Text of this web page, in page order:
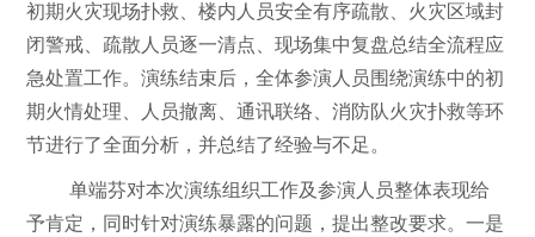
初期火灾现场扑救、楼内人员安全有序疏散、火灾区域封
闭警戒、疏散人员逐一清点、现场集中复盘总结全流程应
急处置工作。演练结束后，全体参演人员围绕演练中的初
期火情处理、人员撤离、通讯联络、消防队火灾扑救等环
节进行了全面分析，并总结了经验与不足。
单端芬对本次演练组织工作及参演人员整体表现给
予肯定，同时针对演练暴露的问题，提出整改要求。一是